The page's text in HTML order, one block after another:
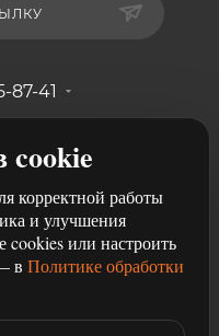
87-41
ул. Щербакова,
cookie
корректной работы
и улучшения
cookies или настроить
в Политике обработки